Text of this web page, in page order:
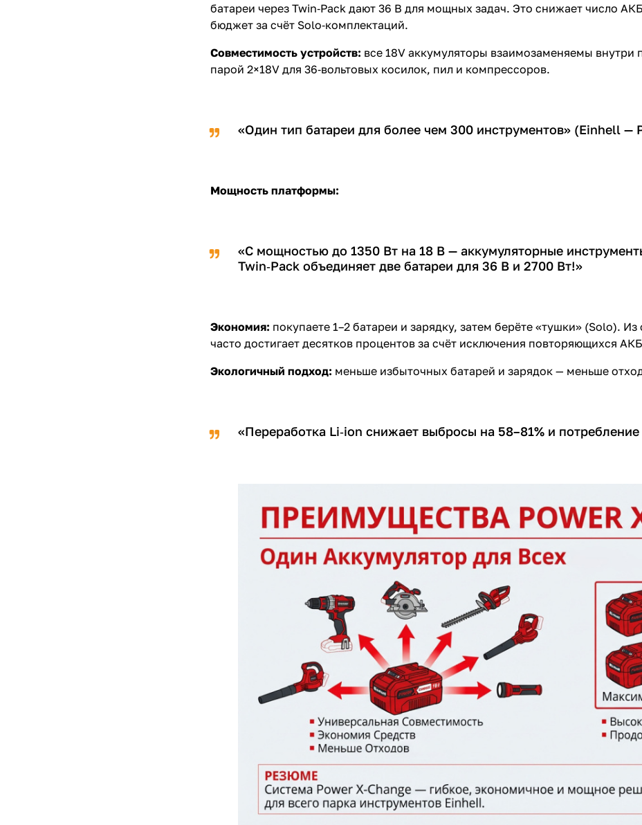
батареи через Twin‑Pack дают 36 В для мощных задач. Это снижает число
бюджет за счёт Solo‑комплектаций.
Совместимость устройств: все 18V аккумуляторы взаимозаменяемы внутри
парой 2×18V для 36‑вольтовых косилок, пил и компрессоров.
«Один тип батареи для более чем 300 инструментов» (Einhell —
Мощность платформы:
«С мощностью до 1350 Вт на 18 В — аккумуляторные
Twin‑Pack объединяет две батареи для 36 В и 2700 Вт!»
Экономия: покупаете 1–2 батареи и зарядку, затем берёте «тушки» (Solo).
часто достигает десятков процентов за счёт исключения повторяющихся
Экологичный подход: меньше избыточных батарей и зарядок — меньше
«Переработка Li‑ion снижает выбросы на 58–81% и